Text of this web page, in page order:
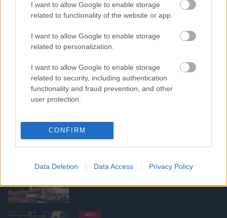
I want to allow Google to enable storage
related to functionality of the website or app.
I want to allow Google to enable storage
related to personalization.
I want to allow Google to enable storage
related to security, including authentication
functionality and fraud prevention, and other
user protection.
CONFIRM
Data Deletion Data Access Privacy Policy
NB I
6 meccs, 8 gól, 0 győzelem: Újpesten
frászt kapnak ettől a csatártól, de
Böde még durvább a Diósgyőr ellen - a
NB I
Ezt nézni is fájt: Kegyetlen jelenet a
Puskás-Loki meccsen! - videó
NB I
Akadémia a leggólerősebb csatáráról
NB I